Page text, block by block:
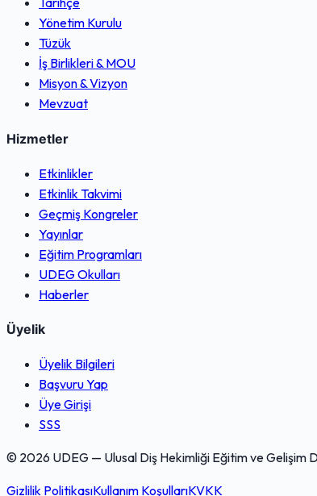
Yönetim Kurulu
Tüzük
İş Birlikleri & MOU
Misyon & Vizyon
Mevzuat
Hizmetler
Etkinlikler
Etkinlik Takvimi
Geçmiş Kongreler
Yayınlar
Eğitim Programları
UDEG Okulları
Haberler
Üyelik
Üyelik Bilgileri
Başvuru Yap
Üye Girişi
SSS
© 2026 UDEG — Ulusal Diş Hekimliği Eğitim ve Gelişim
Gizlilik PolitikasıKullanım KoşullarıKVKK